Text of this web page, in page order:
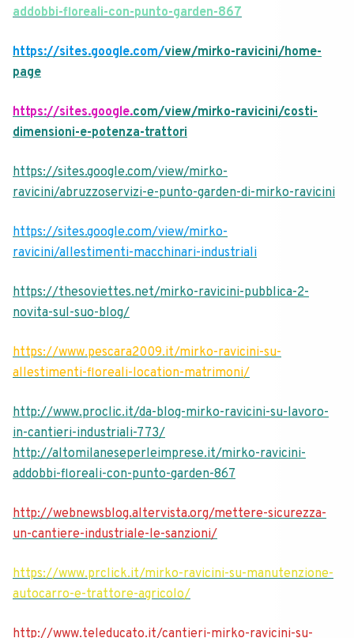
addobbi-floreali-con-punto-garden-867
https://sites.google.com/view/mirko-ravicini/home-
page
https://sites.google.com/view/mirko-ravicini/costi-
dimensioni-e-potenza-trattori
https://sites.google.com/view/mirko-
ravicini/abruzzoservizi-e-punto-garden-di-mirko-ravicini
https://sites.google.com/view/mirko-
ravicini/allestimenti-macchinari-industriali
https://thesoviettes.net/mirko-ravicini-pubblica-2-
novita-sul-suo-blog/
https://www.pescara2009.it/mirko-ravicini-su-
allestimenti-floreali-location-matrimoni/
http://www.proclic.it/da-blog-mirko-ravicini-su-lavoro-
in-cantieri-industriali-773/
http://altomilaneseperleimprese.it/mirko-ravicini-
addobbi-floreali-con-punto-garden-867
http://webnewsblog.altervista.org/mettere-sicurezza-
un-cantiere-industriale-le-sanzioni/
https://www.prclick.it/mirko-ravicini-su-manutenzione-
autocarro-e-trattore-agricolo/
http://www.teleducato.it/cantieri-mirko-ravicini-su-